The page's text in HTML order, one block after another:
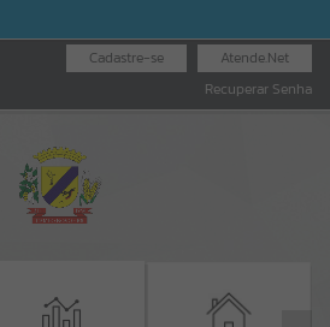
Atende.Net
Cadastre-se
Recuperar Senha